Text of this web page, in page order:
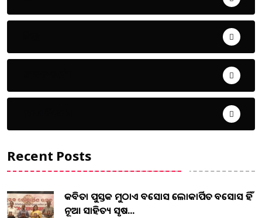
Recent Posts
କବିତା ପୁସ୍ତକ ମୁଠାଏ ଅବସୋସ ଲୋକାର୍ପିତ ଅବସୋସ ହିଁ
ନୂଆ ସାହିତ୍ୟ ସୃଷ...